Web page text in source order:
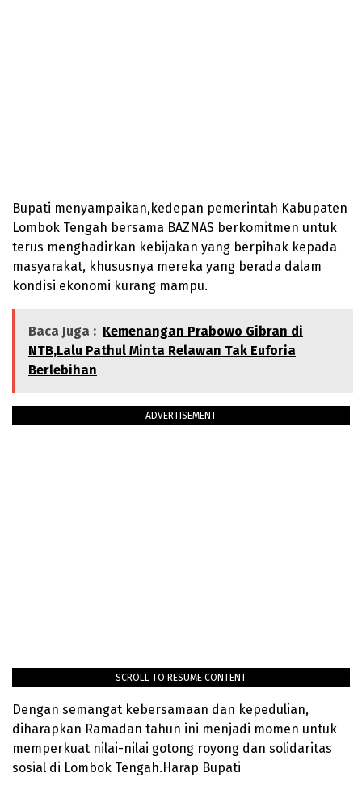
Bupati menyampaikan,kedepan pemerintah Kabupaten
Lombok Tengah bersama BAZNAS berkomitmen untuk
terus menghadirkan kebijakan yang berpihak kepada
masyarakat, khususnya mereka yang berada dalam
kondisi ekonomi kurang mampu.
Baca Juga : Kemenangan Prabowo Gibran di
NTB,Lalu Pathul Minta Relawan Tak Euforia
Berlebihan
ADVERTISEMENT
SCROLL TO RESUME CONTENT
Dengan semangat kebersamaan dan kepedulian,
diharapkan Ramadan tahun ini menjadi momen untuk
memperkuat nilai-nilai gotong royong dan solidaritas
sosial di Lombok Tengah.Harap Bupati